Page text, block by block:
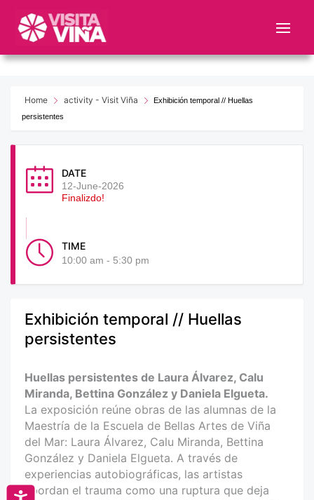
este
web
sistema
Accesibilidad
Home activity - Visit Viña
Exhibición temporal // Huellas
persistentes
DATE
12-June-2026
Finalizdo!
TIME
10:00 am - 5:30 pm
Exhibición temporal // Huellas
persistentes
Huellas persistentes de Laura Álvarez, Calu
Miranda, Bettina González y Daniela Elgueta.
La exposición reúne obras de las alumnas de la
Maestría de la Escuela de Bellas Artes de Viña
del Mar: Laura Álvarez, Calu Miranda, Bettina
González y Daniela Elgueta. A través de
experiencias autobiográficas, las artistas
abordan el trauma como una ruptura que deja